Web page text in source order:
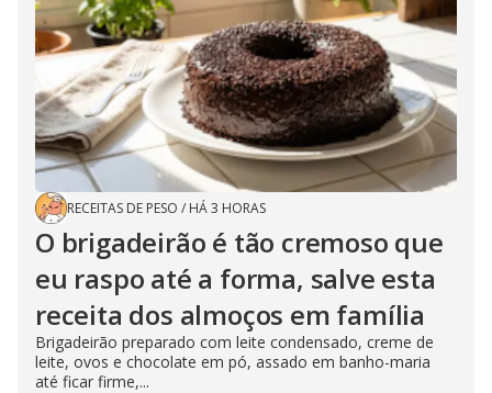
RECEITAS DE PESO / HÁ 3 HORAS
O brigadeirão é tão cremoso que
eu raspo até a forma, salve esta
receita dos almoços em família
Brigadeirão preparado com leite condensado, creme de
leite, ovos e chocolate em pó, assado em banho-maria
até ficar firme,...